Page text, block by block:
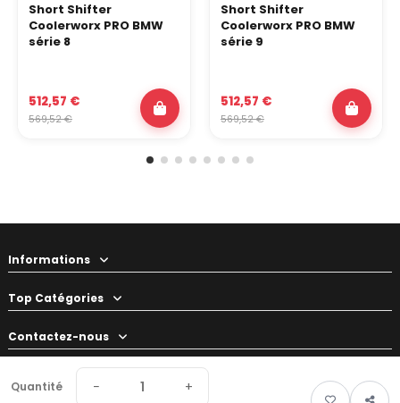
Quantité − +
Short Shifter
Coolerworx PRO BMW
série 8
512,57 €
569,52 €
Short Shifter
Coolerworx PRO BMW
série 9
512,57 €
569,52 €
Informations
Top Catégories
Contactez-nous
Votre préparateur